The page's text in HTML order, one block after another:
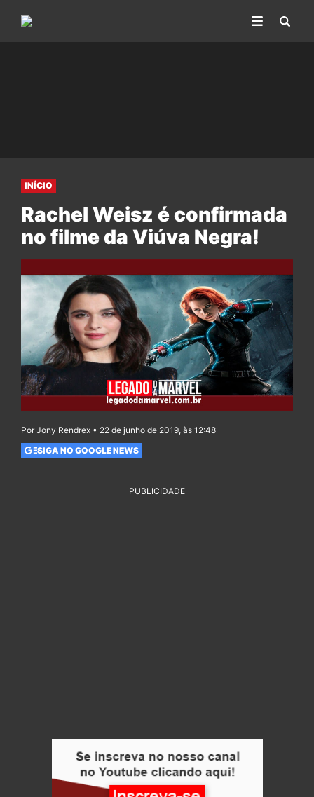
INÍCIO
Rachel Weisz é confirmada
no filme da Viúva Negra!
Por Jony Rendrex • 22 de junho de 2019, às 12:48
SIGA NO GOOGLE NEWS
PUBLICIDADE